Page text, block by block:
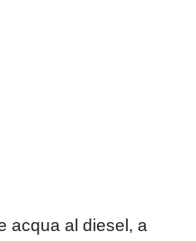
acqua al diesel, a